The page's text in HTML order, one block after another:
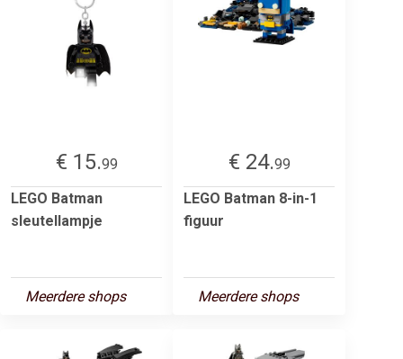
€ 15.99
LEGO Batman
sleutellampje
Meerdere shops
€ 24.99
LEGO Batman 8-in-1
figuur
Meerdere shops